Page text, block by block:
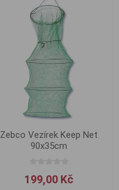
Zebco Vezírek Keep Net
90x35cm
199,00 Kč